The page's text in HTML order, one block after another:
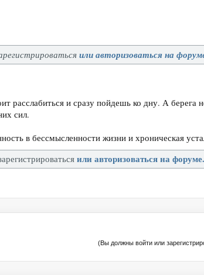
или авторизоваться на
расслабиться и сразу пойдешь ко дну. А берега
сил.
в бессмысленности жизни и хроническая
или авторизоваться на форуме.
(Вы должны войти или